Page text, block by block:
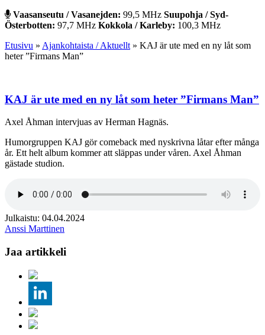
Vaasanseutu / Vasanejden: 99,5 MHz Suupohja / Syd-
Österbotten: 97,7 MHz Kokkola / Karleby: 100,3 MHz
Etusivu » Ajankohtaista / Aktuellt » KAJ är ute med en ny låt som
heter ”Firmans Man”
KAJ är ute med en ny låt som heter ”Firmans Man”
Axel Åhman intervjuas av Herman Hagnäs.
Humorgruppen KAJ gör comeback med nyskrivna låtar efter många
år. Ett helt album kommer att släppas under våren. Axel Åhman
gästade studion.
Julkaistu: 04.04.2024
Anssi Marttinen
Jaa artikkeli